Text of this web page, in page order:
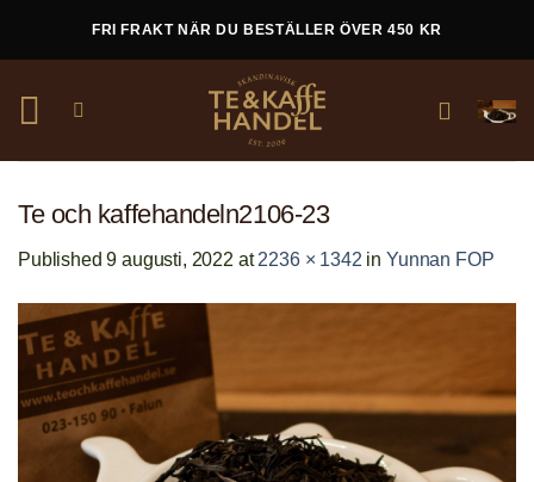
FRI FRAKT NÄR DU BESTÄLLER ÖVER 450 KR
Te och kaffehandeln2106-23
Published9 augusti, 2022 at2236 × 1342 inYunnan FOP